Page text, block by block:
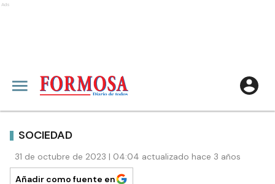
Ads
SOCIEDAD
31 de octubre de 2023 | 04:04 actualizado hace 3 años
Añadir como fuente en